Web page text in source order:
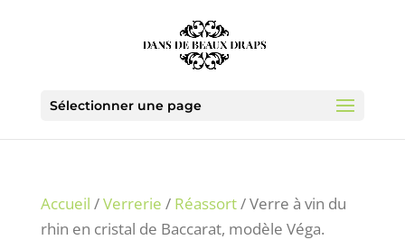
Sélectionner une page
Accueil /Verrerie / Réassort/ Verre à vin du
rhin en cristal de Baccarat, modèle Véga.